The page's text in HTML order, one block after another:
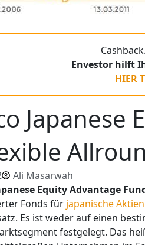
Envestor hilft
HIER
Japanese
Ali Masarwah
Equity Advantage
Fonds für japanische Aktien
Es ist weder auf einen
festgelegt. Das